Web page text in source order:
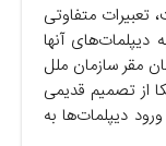
تعبیرات متفاوتی
دیپلمات‌های آنها
مایل از ساختمان مقر سازمان ملل
از تصمیم قدیمی
ورود دیپلمات‌ها به